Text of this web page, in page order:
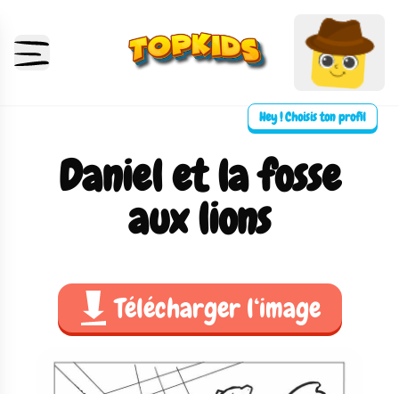
Hey ! Choisis ton profil
Daniel et la fosse
aux lions
Télécharger l‘image